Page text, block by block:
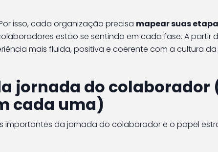
isso, cada organização precisa mapear suas
estão se sentindo em cada fase. A partir
mais fluida, positiva e coerente com a cultura da
jornada do colaborador
cada uma)
importantes da jornada do colaborador e o papel